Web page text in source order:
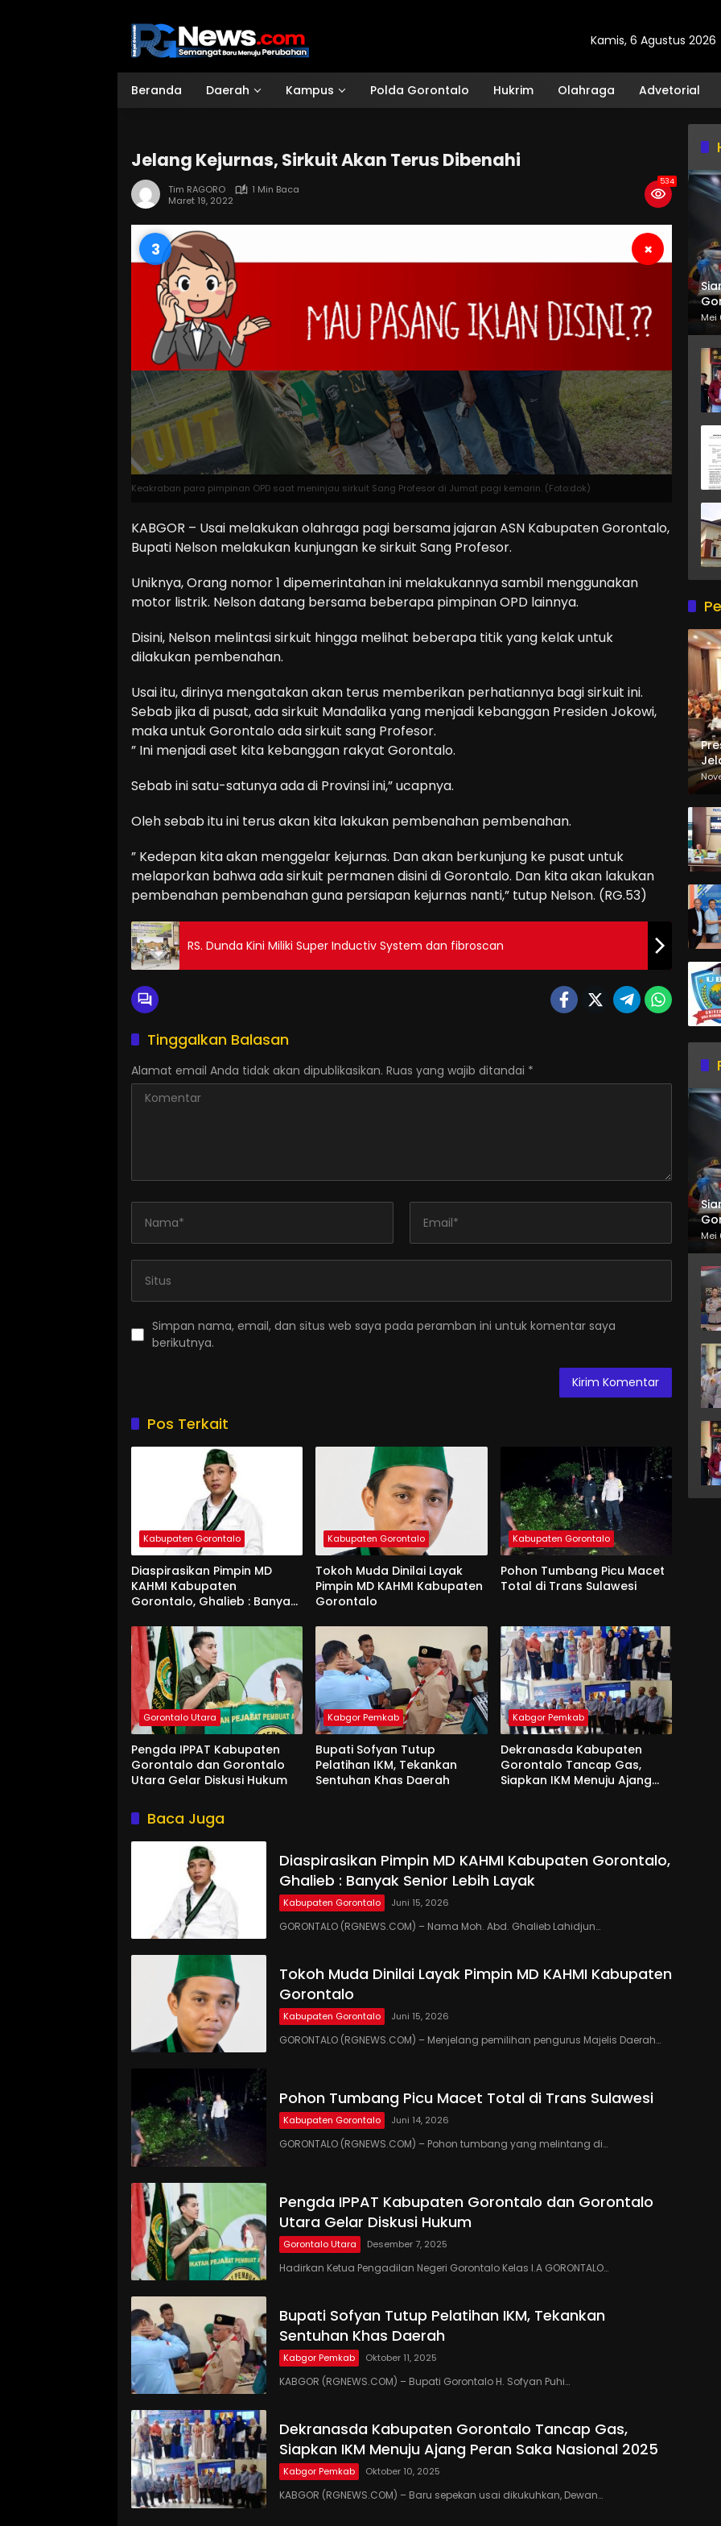
Kamis, 6 Agustus 2026
Beranda Daerah Kampus Polda Gorontalo Hukrim Olahraga Advetorial
Jelang Kejurnas, Sirkuit Akan Terus Dibenahi
Tim RAGORO
1 Min Baca
Maret 19, 2022
534
3 ×
Keakraban para pimpinan OPD saat meninjau sirkuit Sang Profesor di Jumat pagi kemarin. (Foto:dok)
KABGOR – Usai melakukan olahraga pagi bersama jajaran ASN Kabupaten Gorontalo,
Bupati Nelson melakukan kunjungan ke sirkuit Sang Profesor.
Uniknya, Orang nomor 1 dipemerintahan ini melakukannya sambil menggunakan
motor listrik. Nelson datang bersama beberapa pimpinan OPD lainnya.
Disini, Nelson melintasi sirkuit hingga melihat beberapa titik yang kelak untuk
dilakukan pembenahan.
Usai itu, dirinya mengatakan akan terus memberikan perhatiannya bagi sirkuit ini.
Sebab jika di pusat, ada sirkuit Mandalika yang menjadi kebanggan Presiden Jokowi,
maka untuk Gorontalo ada sirkuit sang Profesor.
” Ini menjadi aset kita kebanggan rakyat Gorontalo.
Sebab ini satu-satunya ada di Provinsi ini,” ucapnya.
Oleh sebab itu ini terus akan kita lakukan pembenahan pembenahan.
” Kedepan kita akan menggelar kejurnas. Dan akan berkunjung ke pusat untuk
melaporkan bahwa ada sirkuit permanen disini di Gorontalo. Dan kita akan lakukan
pembenahan pembenahan guna persiapan kejurnas nanti,” tutup Nelson. (RG.53)
RS. Dunda Kini Miliki Super Inductiv System dan fibroscan
Tinggalkan Balasan
Alamat email Anda tidak akan dipublikasikan. Ruas yang wajib ditandai *
Simpan nama, email, dan situs web saya pada peramban ini untuk komentar saya
berikutnya.
Pos Terkait
Kabupaten Gorontalo
Diaspirasikan Pimpin MD
KAHMI Kabupaten
Gorontalo, Ghalieb : Banyak
Kabupaten Gorontalo
Tokoh Muda Dinilai Layak
Pimpin MD KAHMI Kabupaten
Gorontalo
Kabupaten Gorontalo
Pohon Tumbang Picu Macet
Total di Trans Sulawesi
Gorontalo Utara
Pengda IPPAT Kabupaten
Gorontalo dan Gorontalo
Utara Gelar Diskusi Hukum
Kabgor Pemkab
Bupati Sofyan Tutup
Pelatihan IKM, Tekankan
Sentuhan Khas Daerah
Kabgor Pemkab
Dekranasda Kabupaten
Gorontalo Tancap Gas,
Siapkan IKM Menuju Ajang
Baca Juga
Diaspirasikan Pimpin MD KAHMI Kabupaten Gorontalo,
Ghalieb : Banyak Senior Lebih Layak
Kabupaten Gorontalo Juni 15, 2026
GORONTALO (RGNEWS.COM) – Nama Moh. Abd. Ghalieb Lahidjun…
Tokoh Muda Dinilai Layak Pimpin MD KAHMI Kabupaten
Gorontalo
Kabupaten Gorontalo Juni 15, 2026
GORONTALO (RGNEWS.COM) – Menjelang pemilihan pengurus Majelis Daerah…
Pohon Tumbang Picu Macet Total di Trans Sulawesi
Kabupaten Gorontalo Juni 14, 2026
GORONTALO (RGNEWS.COM) – Pohon tumbang yang melintang di…
Pengda IPPAT Kabupaten Gorontalo dan Gorontalo
Utara Gelar Diskusi Hukum
Gorontalo Utara Desember 7, 2025
Hadirkan Ketua Pengadilan Negeri Gorontalo Kelas I.A GORONTALO…
Bupati Sofyan Tutup Pelatihan IKM, Tekankan
Sentuhan Khas Daerah
Kabgor Pemkab Oktober 11, 2025
KABGOR (RGNEWS.COM) – Bupati Gorontalo H. Sofyan Puhi…
Dekranasda Kabupaten Gorontalo Tancap Gas,
Siapkan IKM Menuju Ajang Peran Saka Nasional 2025
Kabgor Pemkab Oktober 10, 2025
KABGOR (RGNEWS.COM) – Baru sepekan usai dikukuhkan, Dewan…
Mei
Mei